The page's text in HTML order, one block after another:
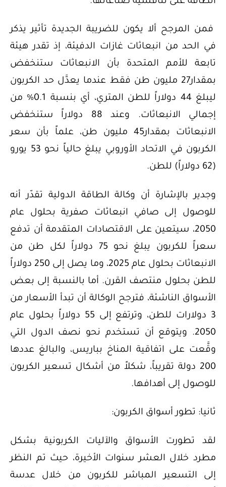
فمن المرجح ألا يكون للضريبة الجديدة تأثير يذكر
في الحد من انبعاثات غازات الدفيئة، إذ تقدر هيئة
تابعة للأمم المتحدة بأن الانبعاثات ستنخفض
بمقدار27 مليون طن فقط عندما يعدَّل حد الكربون
ليبلغ 44 دولاراً للطن المتري، أي بنسبة 0.1% من
إجمالي الانبعاثات. وعند 88 دولاراً ستنخفض
الانبعاثات بمقدار45 مليون طن، علماً بأن سعر
الكربون في الاتحاد الأوروبي يبلغ حالياً نحو 53 يورو
وجدير بالإشارة أن وكالة الطاقة الدولية تقدّر أنه
للوصول إلى صافي انبعاثات صفرية بحلول عام
2050، سيتعين على الاقتصادات المتقدمة أن تدفع
سعراً للكربون يبلغ نحو 75 دولاراً لكل طن من
الانبعاثات بحلول عام 2025، وما يصل إلى 250 دولاراً
للطن بحلول منتصف القرن. أما بالنسبة إلى بعض
الأسواق الناشئة، فترجح الوكالة أن تبدأ الأسعار من
3 دولارات للطن، وترتفع إلى 55 دولاراً بحلول عام
2050. ويتوقع أن تستخدم نحو نصف الدول التي
وقَّعت على اتفاقية المناخ بباريس، والبالغ عددها
200 دولة تقريباً، شكلاً من أشكال تسعير الكربون
للوصول إلى أهدافها.
ثانيا: تطور أسواق الكربون:
لقد تطورت الأسواق والآليات الكربونية بشكل
مطرد خلال العشر سنوات الأخيرة، حيث تم النظر
إلى التسعير المباشر للكربون من خلال عدسة